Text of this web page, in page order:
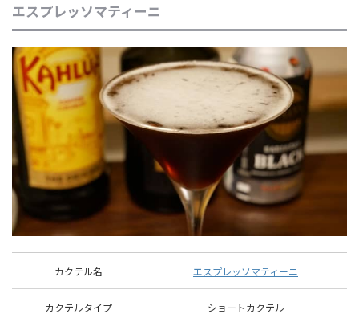
エスプレッソマティーニ
カクテル名 エスプレッソマティーニ
カクテルタイプ ショートカクテル